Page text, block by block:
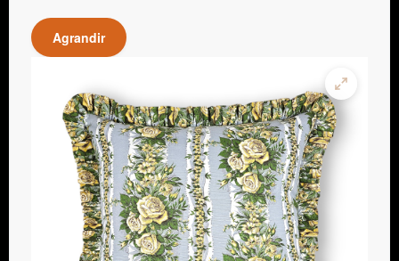
Agrandir